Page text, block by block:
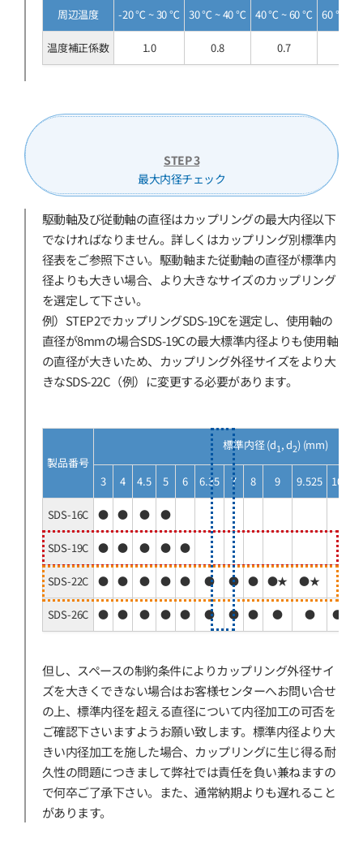
周辺温度 -20 ℃ ~ 30 ℃ 30 ℃ ~ 40 ℃ 40 ℃ ~ 60 ℃ 60 ℃ ~
温度補正係数 1.0 0.8 0.7
STEP 3
最大内径チェック
駆動軸及び従動軸の直径はカップリングの最大内径以下
でなければなりません。詳しくはカップリング別標準内
径表をご参照下さい。駆動軸また従動軸の直径が標準内
径よりも大きい場合、より大きなサイズのカップリング
を選定して下さい。
例）STEP2でカップリングSDS-19Cを選定し、使用軸の
直径が8mmの場合SDS-19Cの最大標準内径よりも使用軸
の直径が大きいため、カップリング外径サイズをより大
きなSDS-22C（例）に変更する必要があります。
製品番号
標準内径 (d1, d2) (mm)
3 4 4.5 5 6 6.35 7 8 9 9.525 10
SDS-16C ● ● ● ●
SDS-19C ● ● ● ● ●
SDS-22C ● ● ● ● ● ● ● ● ●★ ●★
SDS-26C ● ● ● ● ● ● ● ● ● ● ●
但し、スペースの制約条件によりカップリング外径サイ
ズを大きくできない場合はお客様センターへお問い合せ
の上、標準内径を超える直径について内径加工の可否を
ご確認下さいますようお願い致します。標準内径より大
きい内径加工を施した場合、カップリングに生じ得る耐
久性の問題につきまして弊社では責任を負い兼ねますの
で何卒ご了承下さい。また、通常納期よりも遅れること
があります。